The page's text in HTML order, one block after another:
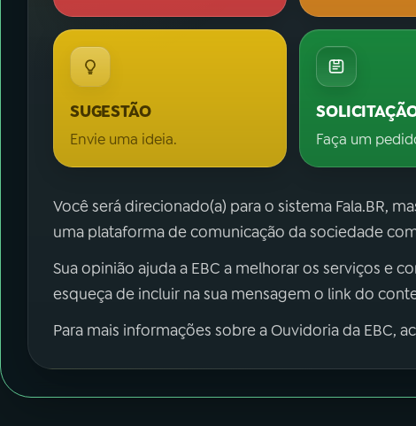
SUGESTÃO
Envie uma ideia. Faça um
Você será direcionado(a) para o sistema Fala.BR,
uma plataforma de comunicação da sociedade
Sua opinião ajuda a EBC a melhorar os serviços e
esqueça de incluir na sua mensagem o link do
Para mais informações sobre a Ouvidoria da EBC,